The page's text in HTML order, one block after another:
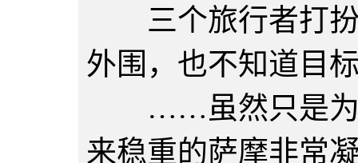
三个旅行者打扮
外围，也不知道目
……虽然只是为
来稳重的萨摩非常